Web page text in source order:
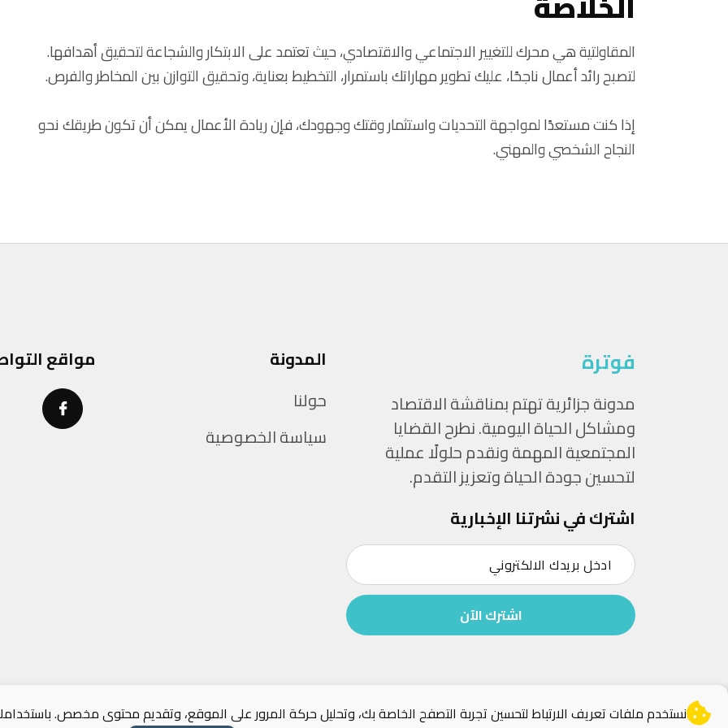
المقاولتية هي محرك للتغيير الاجتماعي والاقتصادي، حيث تعتمد على الابتكار والشجاعة لتحقيق أهدافها.
لتصبح رائد أعمال ناجحًا، عليك تطوير مهاراتك باستمرار، التخطيط بعناية، وتحقيق التوازن بين المخاطر والفرص.
إذا كنت مستعدًا لمواجهة التحديات واستثمار وقتك وجهودك، فإن ريادة الأعمال يمكن أن تكون طريقك نحو
النجاح الشخصي والمهني.
فوترة
مدونة جزائرية تهتم بمناقشة الاقتصاد
ومشاكل الحياة اليومية. نطرح القضايا
المجتمعية المهمة ونقدم حلولًا عملية
لتحسين جودة الحياة وتعزيز التقدم.
اشترك في نشرتنا الإخبارية
اشترك الآن
المدونة
حولنا
سياسة الخصوصية
مواقع
نستخدم ملفات تعريف الارتباط لتحسين تجربة التصفح الخاصة بك، وتحليل حركة المرور على الموقع، وتقديم محتوى مخصص.